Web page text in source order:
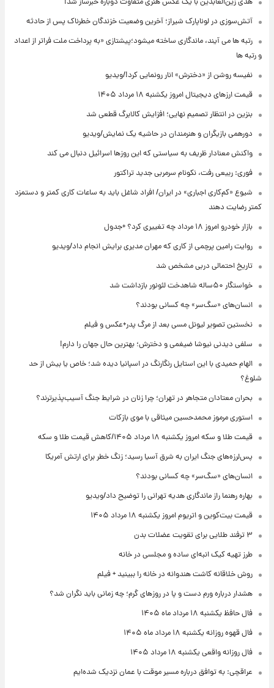
آتش‌سوزی در لوناپارک شیراز؛ آخرین وضعیت خزندگان خطرناک پس از حادثه
رتبه ها می آیند، ماندگاری ساخته میشود؛پیشتازی «به پرداخت ملت فراتر از اعداد
و رتبه ها
نفیسه روشن از «دخترش» انار رونمایی کرد!/ویدیو
قیمت ارزهای دیجیتال امروز یکشنبه ۱۸ مرداد ۱۴۰۵
بنزین در انتظار تصمیم نهایی؛ افزایش کالابرگ قطعی شد
دورهمی بازیگران و هنرمندان در حاشیه یک نمایش/ویدیو
واکنش معنادار ظریف به سیاستی که این روزها اسرائیل دنبال می کند
فوری: ربیعی رفت، نکونام سرمربی جدید تراکتور
شیوع «کم‌کاری اجباری» در ایران/ افراد شاغل باید به ساعات کاری کمتر و دستمزد
کمتر رضایت دهند
بازار خودرو امروز ۱۸ مرداد چه تغییری کرد؟ +جدول
روایت رامین پرچمی از کاری که مهران مدیری برایش انجام داد/ویدیو
تاریخ احتمالی دربی مشخص شد
خواستگار ۵۰ساله شاهدخت لئونور بازداشت شد
انسان‌های «سگ‌سر» چه کسانی بودند؟
نخستین تصویر لیونل مسی بعد از مرگ پدر+عکس و فیلم
سلفی دیدنی نیوشا ضیغمی و دخترش؛ بهترین حال جهان را دارم!
الهام حمیدی با این استایل رنگارنگ در اسپانیا دیده شد؛ خاص یا بیش از حد
شلوغ؟
بحران معتادان متجاهر در تهران؛ چرا زنان در شرایط جنگ آسیب‌پذیرترند؟
استوری مرموز محمدحسین میثاقی با موی بازکات
قیمت طلا و سکه امروز یکشنبه ۱۸ مرداد ۱۴۰۵/کاهش قیمت طلا و سکه
پس‌لرزه‌های جنگ ایران به شرق آسیا رسید؛ زنگ خطر برای ارتش آمریکا
انسان‌های «سگ‌سر» چه کسانی بودند؟
بهاره رهنما راز ماندگاری هدیه تهرانی را توضیح داد/ویدیو
قیمت بیت‌کوین و اتریوم امروز یکشنبه ۱۸ مرداد ۱۴۰۵
۳ ترفند طلایی برای تقویت عضلات بدن
طرز تهیه کیک انبه‌ای ساده و مجلسی در خانه
روش خلاقانه کاشت هندوانه در خانه را ببینید + فیلم
هشدار درباره ورم دست و پا در روزهای گرم؛ چه زمانی باید نگران شد؟
فال حافظ یکشنبه ۱۸ مرداد ماه ۱۴۰۵
فال قهوه روزانه یکشنبه ۱۸ مرداد ماه ۱۴۰۵
فال روزانه واقعی یکشنبه ۱۸ مرداد ۱۴۰۵
عراقچی: به توافق درباره مسیر موقت با عمان نزدیک شده‌ایم